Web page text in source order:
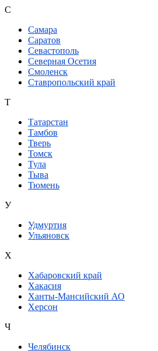
С
Самара
Саратов
Севастополь
Северная Осетия
Смоленск
Ставропольский край
Т
Татарстан
Тамбов
Тверь
Томск
Тула
Тыва
Тюмень
У
Удмуртия
Ульяновск
Х
Хабаровский край
Хакасия
Ханты-Мансийский АО
Херсон
Ч
Челябинск